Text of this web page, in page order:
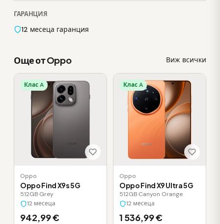
ГАРАНЦИЯ
12 месеца гаранция
Още от Oppo Виж всички
Клас A
Oppo
Oppo Find X9s 5G
512GB·Grey
12 месеца
942,99 €
Клас A
Oppo
Oppo Find X9 Ultra 5G
512GB·Canyon Orange
12 месеца
1 536,99 €